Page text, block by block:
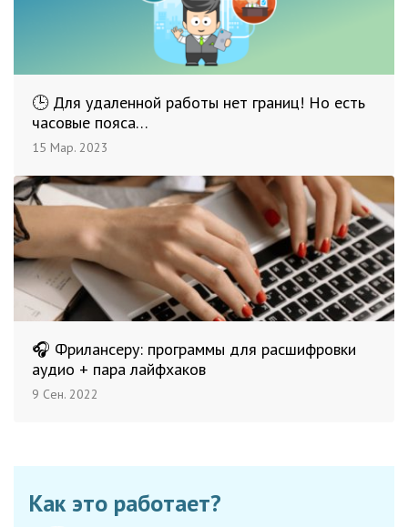
🕒 Для удаленной работы нет границ! Но есть
часовые пояса…
15 Мар. 2023
🎧 Фрилансеру: программы для расшифровки
аудио + пара лайфхаков
9 Сен. 2022
Как это работает?